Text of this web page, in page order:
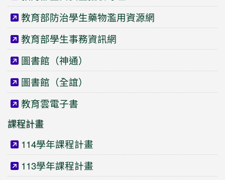
教育部防治學生藥物濫用資源網
教育部學生事務資訊網
圖書館（神通）
圖書館（全誼）
教育雲電子書
課程計畫
114學年課程計畫
113學年課程計畫